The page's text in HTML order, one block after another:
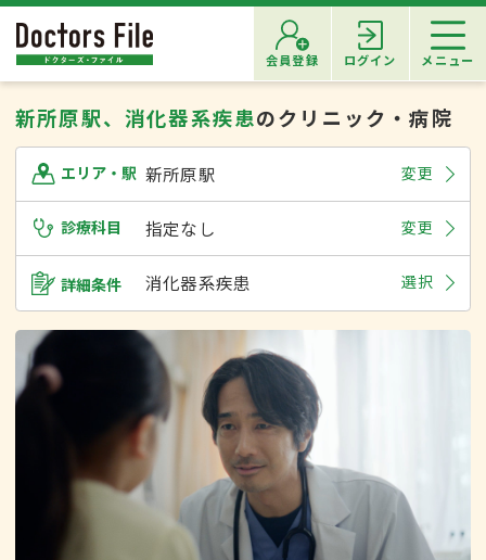
会員登録 ログイン メニュー
新所原駅、消化器系疾患のクリニック・病院
エリア・駅 新所原駅 変更
診療科目 指定なし 変更
詳細条件 消化器系疾患 選択